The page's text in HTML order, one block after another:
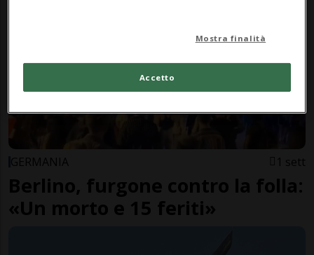
GERMANIA 1 sett
Berlino, furgone contro la folla:
«Un morto e 15 feriti»
Mostra finalità
Accetto